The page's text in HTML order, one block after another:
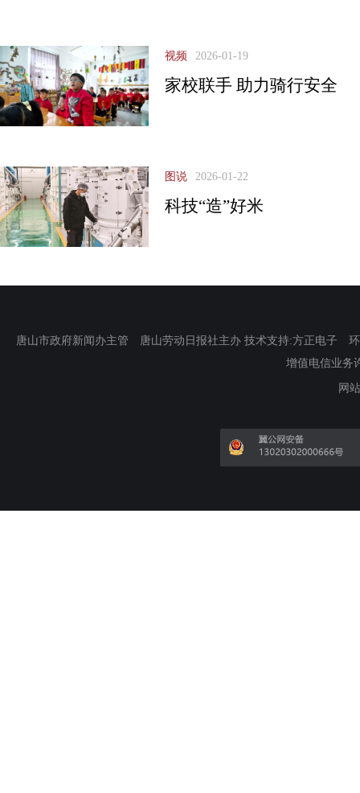
视频 2026-01-19
家校联手 助力骑行安全
图说 2026-01-22
科技“造”好米
唐山市政府新闻办主管 唐山劳动日报社主办 技术支持:方正电子
增值电信业务
网